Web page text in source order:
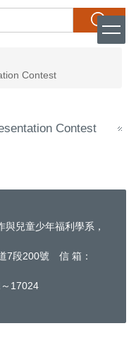
Search
Contest
Contest
兒童少年福利學系，
7段200號 信 箱：
17024